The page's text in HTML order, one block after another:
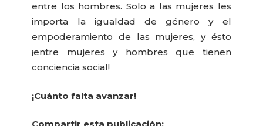
entre los hombres. Solo a las mujeres les
importa la igualdad de género y el
empoderamiento de las mujeres, y ésto
¡entre mujeres y hombres que tienen
conciencia social!
¡Cuánto falta avanzar!